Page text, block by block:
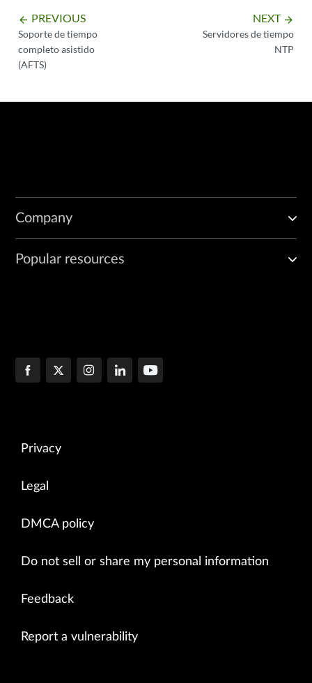
arrow_backward PREVIOUS
Soporte de tiempo
completo asistido
(AFTS)
NEXT arrow_forward
Servidores de tiempo
NTP
Company
Popular resources
Privacy
Legal
DMCA policy
Do not sell or share my personal information
Feedback
Report a vulnerability